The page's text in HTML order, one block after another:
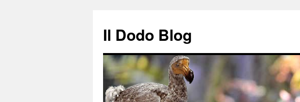
Il Dodo Blog